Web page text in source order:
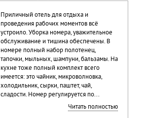
Приличный отель для отдыха и
проведения рабочих моментов всё
устроило. Уборка номера, уважительное
обслуживание и тишина обеспечены. В
номере полный набор полотенец,
тапочки, мыльных, шампуни, бальзамы. На
кухне тоже полный комплект всего
имеется: это чайник, микроволновка,
холодильник, сырки, паштет, чай,
сладости. Номер регулируется по...
Читать полностью